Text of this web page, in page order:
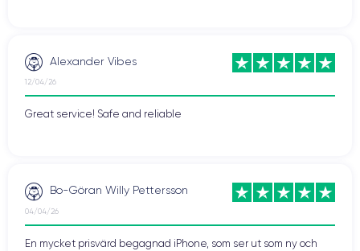
Alexander Vibes
12/04/26
Great service! Safe and reliable
Bo-Göran Willy Pettersson
04/04/26
En mycket prisvärd begagnad iPhone, som ser ut som ny och